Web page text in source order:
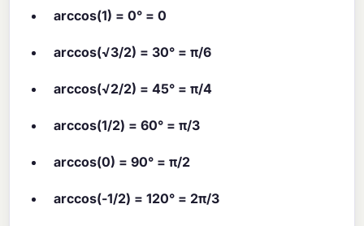
arccos(1) = 0° = 0
arccos(√3/2) = 30° = π/6
arccos(√2/2) = 45° = π/4
arccos(1/2) = 60° = π/3
arccos(0) = 90° = π/2
arccos(-1/2) = 120° = 2π/3